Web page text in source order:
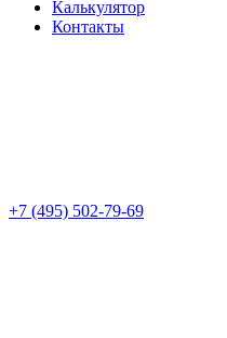
Калькулятор
Контакты
+7 (495) 502-79-69